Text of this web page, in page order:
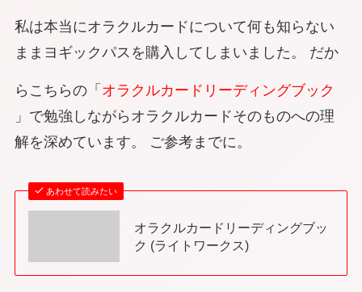
私は本当にオラクルカードについて何も知らない
ままヨギックパスを購入してしまいました。 だか
らこちらの「 オラクルカードリーディングブック
」で勉強しながらオラクルカードそのものへの理
解を深めています。 ご参考までに。
あわせて読みたい
オラクルカードリーディングブッ
ク (ライトワークス)